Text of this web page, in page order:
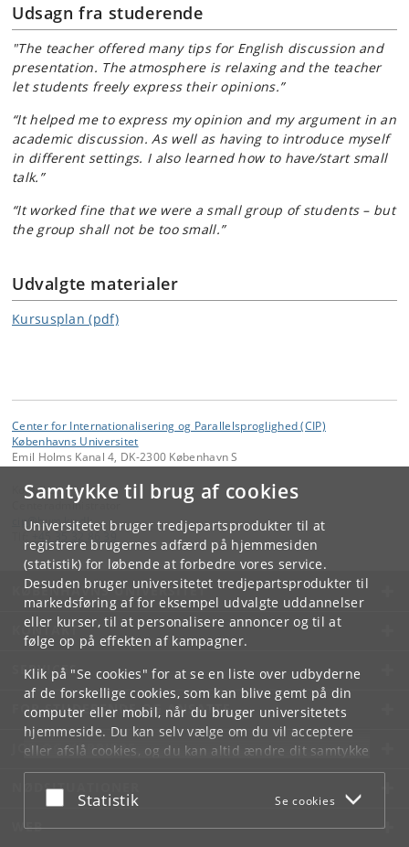
Samtykke til brug af cookies
Universitetet bruger tredjepartsprodukter til at
registrere brugernes adfærd på hjemmesiden
(statistik) for løbende at forbedre vores service.
Desuden bruger universitetet tredjepartsprodukter til
markedsføring af for eksempel udvalgte uddannelser
eller kurser, til at personalisere annoncer og til at
følge op på effekten af kampagner.
Klik på "Se cookies" for at se en liste over udbyderne
af de forskellige cookies, som kan blive gemt på din
computer eller mobil, når du bruger universitetets
hjemmeside. Du kan selv vælge om du vil acceptere
eller afslå cookies, og du kan altid ændre dit samtykke
underCookie- og privatlivspolitiksom du finder i
bunden af hver side.
Acceptér eller afslå
Statistik Se cookies
Udsagn fra studerende
"The teacher offered many tips for English discussion and
presentation. The atmosphere is relaxing and the teacher
let students freely express their opinions.”
“It helped me to express my opinion and my argument in an
academic discussion. As well as having to introduce myself
in different settings. I also learned how to have/start small
talk.”
“It worked fine that we were a small group of students – but
the group shall not be too small.”
Udvalgte materialer
Kursusplan (pdf)
Center for Internationalisering og Parallelsproglighed (CIP)
Københavns Universitet
Emil Holms Kanal 4, DK-2300 København S
Kontakt:
Centeradministrator
cip @hum.ku.dk
KØBENHAVNS UNIVERSITET
KONTAKT
SERVICES
FOR STUDERENDE OG ANSATTE
JOB OG KARRIERE
NØDSITUATIONER
WEB